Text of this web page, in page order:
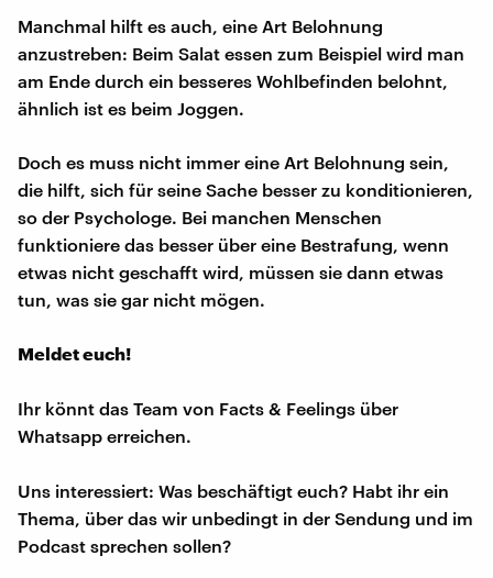
Manchmal hilft es auch, eine Art Belohnung
anzustreben: Beim Salat essen zum Beispiel wird man
am Ende durch ein besseres Wohlbefinden belohnt,
ähnlich ist es beim Joggen.
Doch es muss nicht immer eine Art Belohnung sein,
die hilft, sich für seine Sache besser zu konditionieren,
so der Psychologe. Bei manchen Menschen
funktioniere das besser über eine Bestrafung, wenn
etwas nicht geschafft wird, müssen sie dann etwas
tun, was sie gar nicht mögen.
Meldet euch!
Ihr könnt das Team von Facts & Feelings über
Whatsapp erreichen.
Uns interessiert: Was beschäftigt euch? Habt ihr ein
Thema, über das wir unbedingt in der Sendung und im
Podcast sprechen sollen?